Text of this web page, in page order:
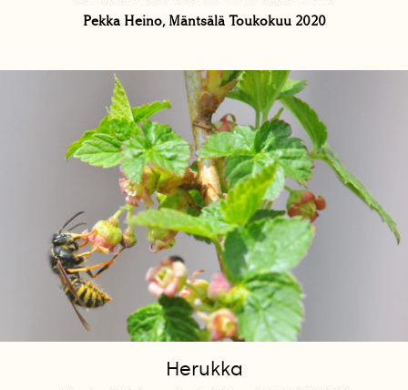
Pekka Heino, Mäntsälä Toukokuu 2020
Herukka